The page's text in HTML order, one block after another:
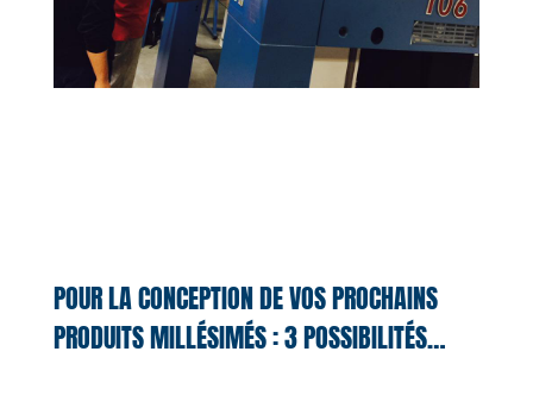
POUR LA CONCEPTION DE VOS PROCHAINS
PRODUITS MILLÉSIMÉS : 3 POSSIBILITÉS…